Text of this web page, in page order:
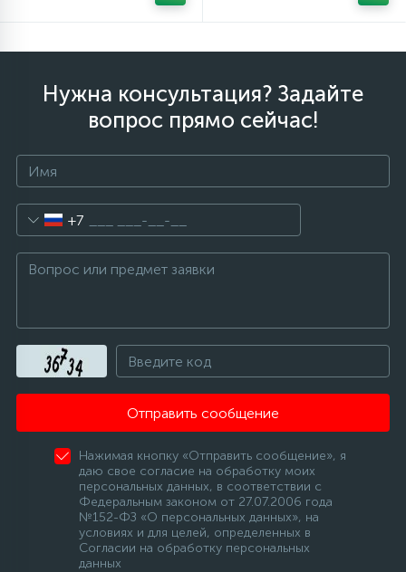
Нужна консультация? Задайте
вопрос прямо сейчас!
+7
Отправить сообщение
Нажимая кнопку «Отправить сообщение», я
даю свое согласие на обработку моих
персональных данных, в соответствии с
Федеральным законом от 27.07.2006 года
№152-ФЗ «О персональных данных», на
условиях и для целей, определенных в
Согласии на обработку персональных
данных